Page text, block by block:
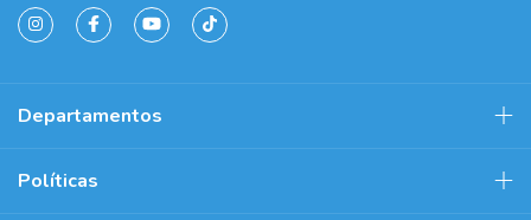
Departamentos
Políticas